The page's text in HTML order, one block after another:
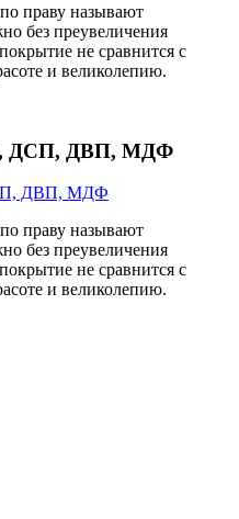
праву называют
без преувеличения
не сравнится с
и великолепию.
ДСП, ДВП, МДФ
праву называют
без преувеличения
не сравнится с
и великолепию.